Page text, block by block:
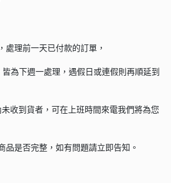
處理前一天已付款的訂單，
為下週一處理，遇假日或連假則再順延到
收到貨者，可在上班時間來電我們將為您
是否完整，如有問題請立即告知。